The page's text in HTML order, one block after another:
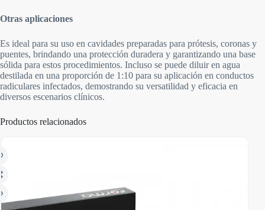
Otras aplicaciones
Es ideal para su uso en cavidades preparadas para prótesis, coronas y
puentes, brindando una protección duradera y garantizando una base
sólida para estos procedimientos. Incluso se puede diluir en agua
destilada en una proporción de 1:10 para su aplicación en conductos
radiculares infectados, demostrando su versatilidad y eficacia en
diversos escenarios clínicos.
Productos relacionados